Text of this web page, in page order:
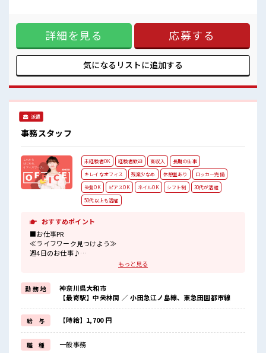
プライベートも謳歌できる☆
高収入もバッチリ目指せますよ！
することもありますが、 残業はほとんどナシ！ ≪未経験でも
活躍できる≫ 新しいことにチャレンジするのは不安だけど、
しっかり働く環境が整っています！ イチからスキルUP・ステ
ップUP目指していきましょう！ ≪自分に合った期間で働ける
≫ 福利厚生が整った派遣のお仕事です！ ■職場の雰囲気 ≪20
代の方が多数活躍中の職場≫ 休憩室でホッと一息リフレッシ
入もバッチリ目指せますよ！
詳細を見る 応募する
気になるリストに追加する
派遣
事務スタッフ
未経験者OK 経験者歓迎 高収入
長期の仕事
キレイなオフィス
残業少なめ 休憩室あり
ロッカー完備
染髪OK
ピアスOK ネイルOK シフト制
30代が活躍
50代以上も活躍
おすすめポイント
■お仕事PR
≪ライフワーク見つけよう≫
週4日のお仕事♪
「週5日フルはキツイ…」という方にピッタリ〇≪プライベートが充
場合によってはお願いすることもありますが、
残業はほとんどナシ！
≪ヘアカラーOKで自由な雰囲気の職場≫
明るすぎたり奇抜でなければ基本的に自由！
(規定有)≪初めての仕事だけど自分にもできそう≫
新しいことにチャレンジするのは不安だけど、
しっかり働く環境が整っています！
イチからスキルUP・ステップUP目指していきましょう！
もっと見る
勤 務 地
神奈川県大和市
【最寄駅】中央林間 ／ 小田急江ノ島線、東急田園都市線
給 与 【時給】1,700 円
職 種 一般事務